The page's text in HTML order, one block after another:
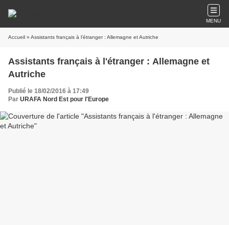
MENU
Accueil » Assistants français à l'étranger : Allemagne et Autriche
Assistants français à l'étranger : Allemagne et
Autriche
Publié le 18/02/2016 à 17:49
Par URAFA Nord Est pour l'Europe